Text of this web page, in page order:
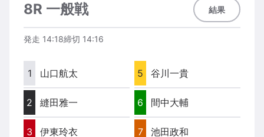
8R 一般戦 結果
発走 14:18締切 14:16
1 山口航太
2 縫田雅一
3 伊東玲衣
5 谷川一貴
6 間中大輔
7 池田政和